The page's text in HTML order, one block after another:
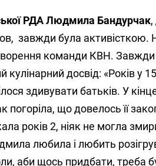
РДА Людмила Бандурчак,
завжди була активісткою.
команди КВН.
кулінарний досвід: «Років у
здивувати батьків. У
погоріла, що довелось її
років 2, ніяк не могла
любила і любить
аби щось придбати, треба